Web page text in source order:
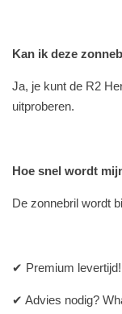
Kan ik deze
Ja, je kunt de R2
uitproberen.
Hoe snel wordt
De zonnebril wordt
✔ Premium
✔ Advies nodig?